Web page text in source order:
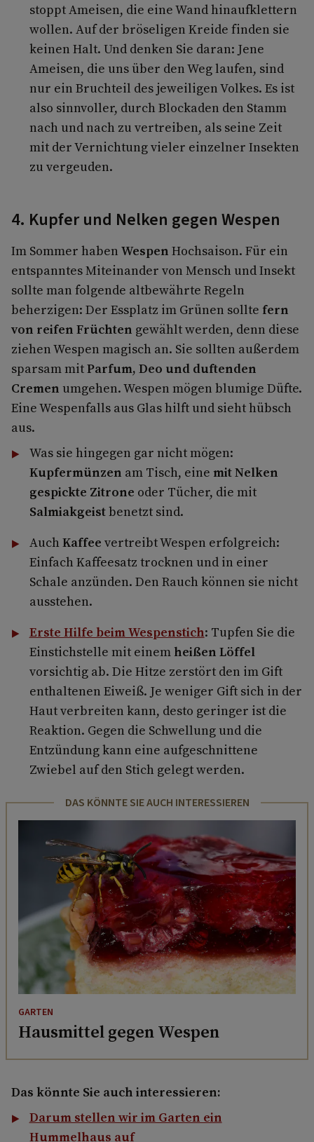
stoppt Ameisen, die eine Wand hinaufklettern
wollen. Auf der bröseligen Kreide finden sie
keinen Halt. Und denken Sie daran: Jene
Ameisen, die uns über den Weg laufen, sind
nur ein Bruchteil des jeweiligen Volkes. Es ist
also sinnvoller, durch Blockaden den Stamm
nach und nach zu vertreiben, als seine Zeit
mit der Vernichtung vieler einzelner Insekten
zu vergeuden.
4. Kupfer und Nelken gegen Wespen
Im Sommer haben Wespen Hochsaison. Für ein
entspanntes Miteinander von Mensch und Insekt
sollte man folgende altbewährte Regeln
beherzigen: Der Essplatz im Grünen sollte fern
von reifen Früchten gewählt werden, denn diese
ziehen Wespen magisch an. Sie sollten außerdem
sparsam mitParfum, Deo und duftenden
Cremen umgehen. Wespen mögen blumige Düfte.
Eine Wespenfalls aus Glas hilft und sieht hübsch
aus.
Was sie hingegen gar nicht mögen:
Kupfermünzen am Tisch, eine mit Nelken
gespickte Zitrone oder Tücher, die mit
Salmiakgeistbenetzt sind.
Auch Kaffee vertreibt Wespen erfolgreich:
Einfach Kaffeesatz trocknen und in einer
Schale anzünden. Den Rauch können sie nicht
ausstehen.
Erste Hilfe beim Wespenstich: Tupfen Sie die
Einstichstelle mit einem heißen Löffel
vorsichtig ab. Die Hitze zerstört den im Gift
enthaltenen Eiweiß. Je weniger Gift sich in der
Haut verbreiten kann, desto geringer ist die
Reaktion. Gegen die Schwellung und die
Entzündung kann eine aufgeschnittene
Zwiebel auf den Stich gelegt werden.
DAS KÖNNTE SIE AUCH INTERESSIEREN
GARTEN
Hausmittel gegen Wespen
Das könnte Sie auch interessieren:
Darum stellen wir im Garten ein
Hummelhaus auf